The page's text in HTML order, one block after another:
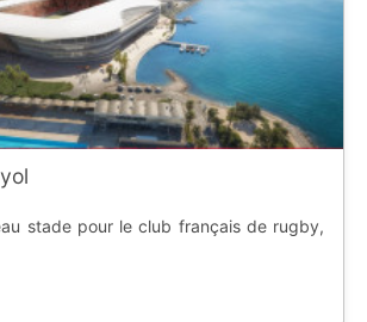
stade pour le club français de rugby,